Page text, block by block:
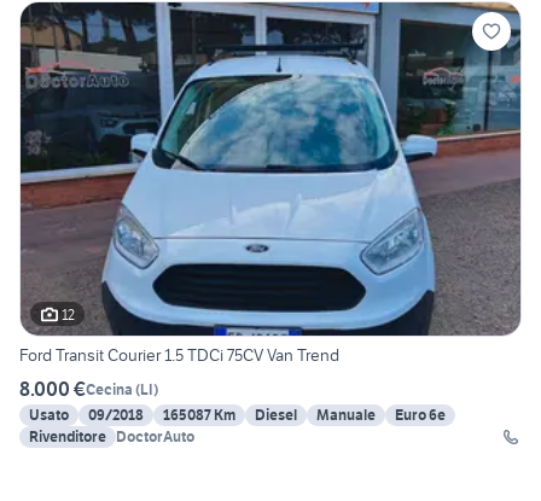
12
Ford Transit Courier 1.5 TDCi 75CV Van Trend
8.000 €Cecina (LI)
Usato
09/2018 165087 Km Diesel Manuale
Euro 6e
Rivenditore DoctorAuto